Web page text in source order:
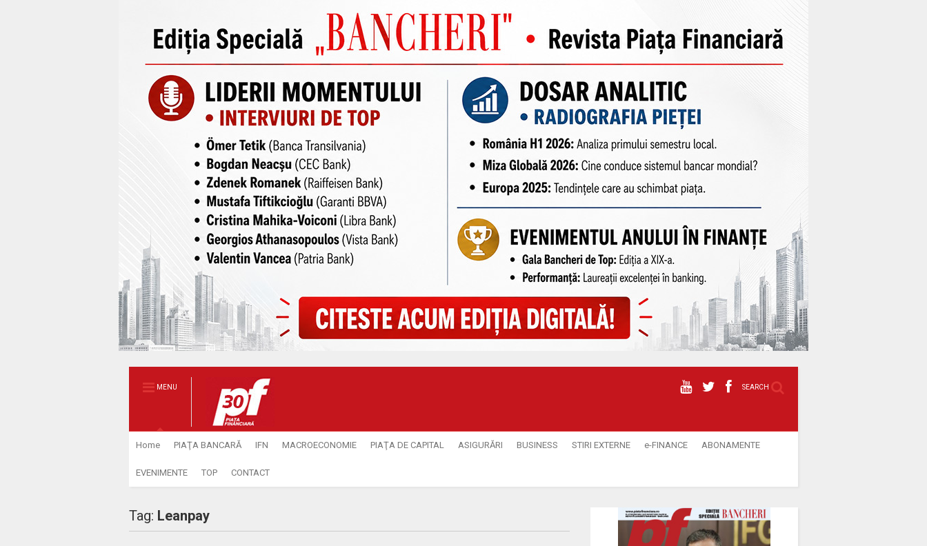
MENU SEARCH
Home PIAŢA BANCARĂ IFN MACROECONOMIE PIAŢA DE CAPITAL ASIGURĂRI BUSINESS STIRI EXTERNE e-FINANCE ABONAMENTE
EVENIMENTE TOP CONTACT
Tag: Leanpay